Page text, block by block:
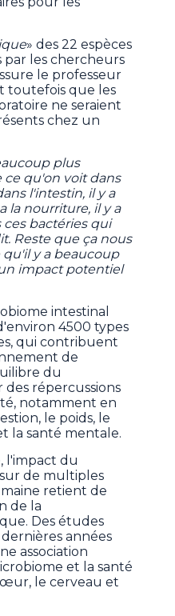
» des 22 espèces
par les chercheurs
le professeur
toutefois que les
ne seraient
chez un
plus
ce qu'on voit dans
l'intestin, il y a
la nourriture, il y a
bactéries qui
Reste que ça nous
y a beaucoup
impact potentiel
intestinal
4500 types
qui contribuent
de
du
répercussions
notamment en
le poids, le
la santé mentale.
l'impact du
de multiples
retient de
de la
Des études
années
association
et la santé
le cerveau et